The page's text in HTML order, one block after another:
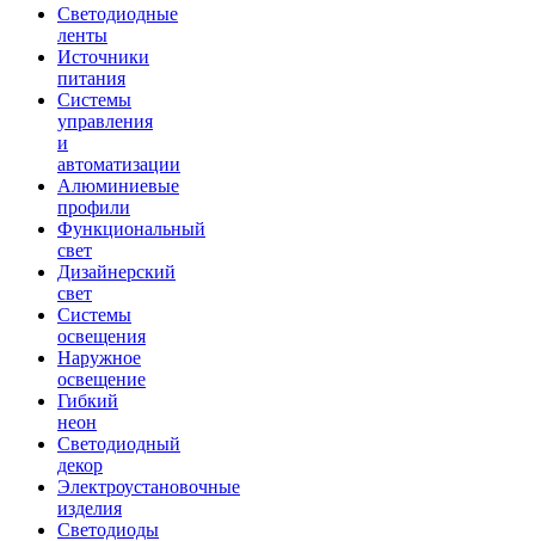
Светодиодные
ленты
Источники
питания
Системы
управления
и
автоматизации
Алюминиевые
профили
Функциональный
свет
Дизайнерский
свет
Системы
освещения
Наружное
освещение
Гибкий
неон
Светодиодный
декор
Электроустановочные
изделия
Светодиоды